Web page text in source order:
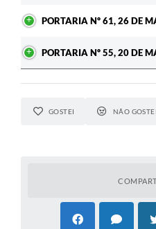
PORTARIA Nº 61, 26 DE
PORTARIA Nº 55, 20 DE
GOSTEI NÃO GOSTEI